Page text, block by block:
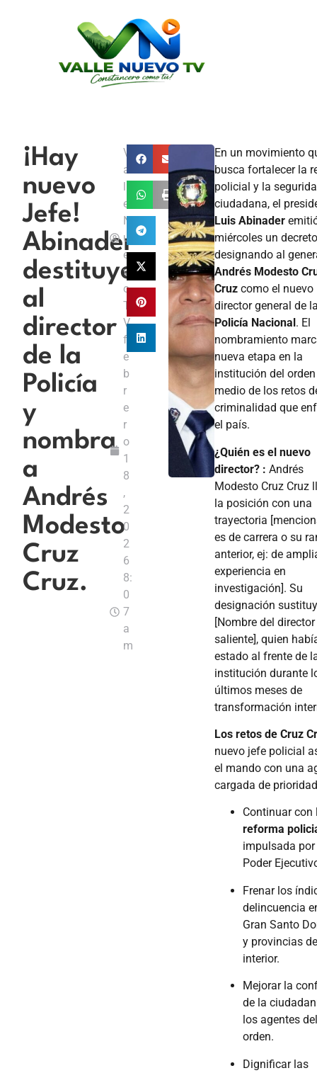
¡Hay
nuevo
Jefe!
Abinader
destituye
al
director
de la
Policía
y
nombra
a
Andrés
Modesto
Cruz
Cruz.
V
a
e
N
u
e
v
o
T
V
f
e
b
r
e
r
o
1
8
,
2
0
2
6
8:
0
7
a
m
En un movimiento
busca fortalecer la
policial y la
ciudadana, el
Luis Abinader
miércoles un decreto
designando al
Andrés Modesto
Cruz como el nuevo
director general de la
Policía Nacional . El
nombramiento
nueva etapa en la
institución del orden
medio de los retos
criminalidad que
el país.
¿Quién es el nuevo
director? : Andrés
Modesto Cruz Cruz
la posición con una
trayectoria
es de carrera o su
anterior, ej: de
experiencia en
investigación]. Su
designación
[Nombre del director
saliente], quien
estado al frente de
institución durante
últimos meses de
transformación
Los retos de Cruz
nuevo jefe policial
el mando con una
cargada de
Continuar con
reforma
impulsada por
Poder
Frenar los
delincuencia
Gran Santo
y provincias
interior.
Mejorar la
de la
los agentes del
orden.
Dignificar las